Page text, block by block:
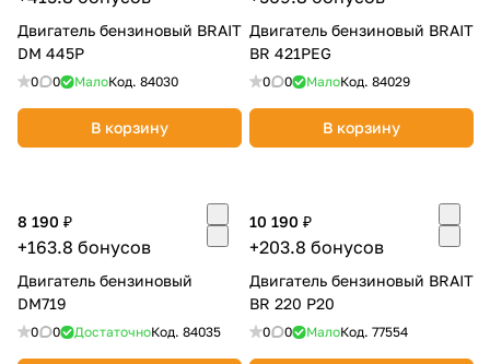
Двигатель бензиновый BRAIT
DM 445P
0 0 МалоКод. 84030
В корзину
Двигатель бензиновый BRAIT
BR 421PEG
0 0 МалоКод. 84029
В корзину
8 190 ₽
+163.8 бонусов
Двигатель бензиновый
DM719
0 0 ДостаточноКод. 84035
10 190 ₽
+203.8 бонусов
Двигатель бензиновый BRAIT
BR 220 P20
0 0 МалоКод. 77554
Оплачивайте сегодня только
25% картой любого банка
Оставшиеся
% будут
списываться
с вашей карты
каждые 2 недели